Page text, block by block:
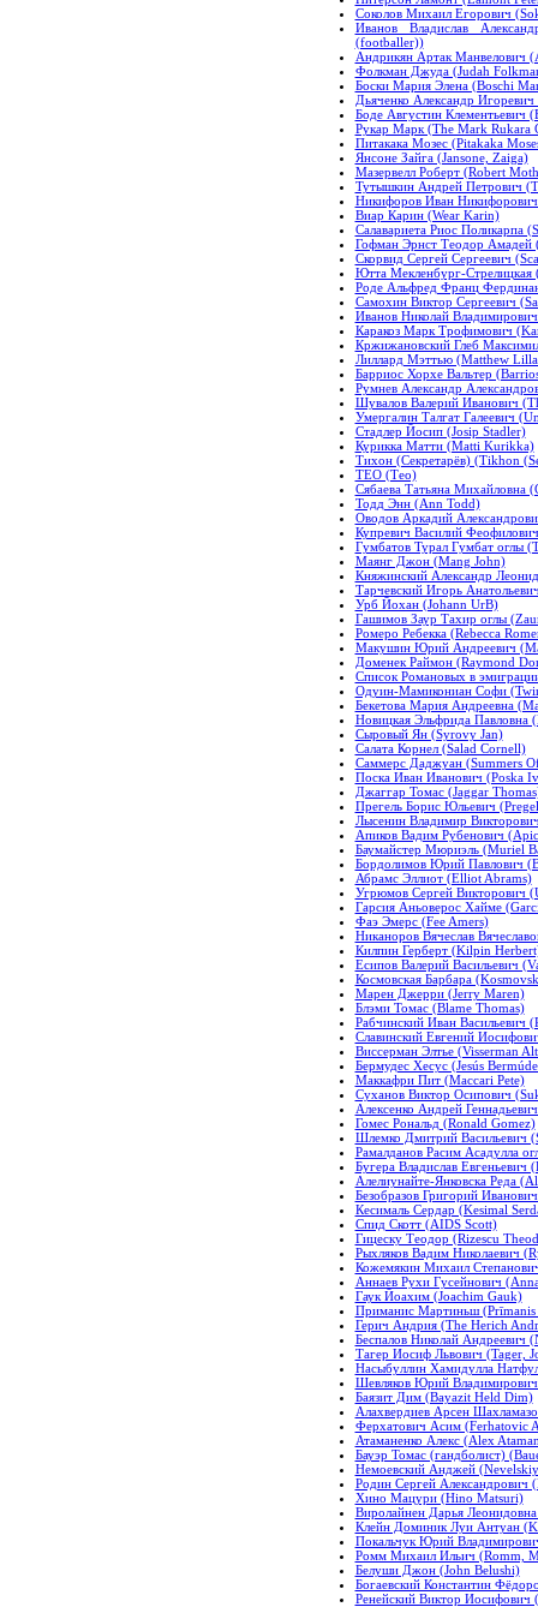
Соколов Михаил Егорович
Иванов Владислав
(footballer))
Андрикян Артак Манвелович
Фолкман Джуда (Judah
Боски Мария Элена (Boschi
Дьяченко Александр
Боде Августин Клементьевич
Рукар Марк (The Mark Rukara
Питакака Мозес (Pitakaka
Янсоне Зайга (Jansone, Zaiga)
Мазервелл Роберт (Robert
Тутышкин Андрей Петрович
Никифоров Иван
Виар Карин (Wear Karin)
Салавариета Риос Поликарпа
Гофман Эрнст Теодор Амадей
Скорвид Сергей Сергеевич
Ютта Мекленбург-
Роде Альфред Франц
Самохин Виктор Сергеевич
Иванов Николай
Каракоз Марк Трофимович
Кржижановский Глеб
Лиллард Мэттью (Matthew
Барриос Хорхе Вальтер
Румнев Александр
Шувалов Валерий Иванович
Умергалин Талгат Галеевич
Стадлер Йосип (Josip Stadler)
Курикка Матти (Matti Kurikka)
Тихон (Секретарёв) (Tikhon
TEO (Тео)
Сябаева Татьяна Михайловна
Тодд Энн (Ann Todd)
Оводов Аркадий
Купревич Василий
Гумбатов Турал Гумбат оглы
Маянг Джон (Mang John)
Княжинский Александр
Тарчевский Игорь
Урб Йохан (Johann UrB)
Гашимов Заур Тахир оглы
Ромеро Ребекка (Rebecca
Макушин Юрий Андреевич
Доменек Раймон (Raymond
Список Романовых в
Одуин-Мамикониан Софи
Бекетова Мария Андреевна
Новицкая Эльфрида Павловна
Сыровый Ян (Syrovy Jan)
Салата Корнел (Salad Cornell)
Саммерс Даджуан (Summers
Поска Иван Иванович (Poska
Джаггар Томас (Jaggar
Прегель Борис Юльевич
Лысенин Владимир
Апиков Вадим Рубенович
Баумайстер Мюриэль (Muriel
Бордолимов Юрий Павлович
Абрамс Эллиот (Elliot Abrams)
Угрюмов Сергей Викторович
Гарсия Аньоверос Хайме
Фаэ Эмерс (Fee Amers)
Никаноров Вячеслав
Килпин Герберт (Kilpin
Есипов Валерий Васильевич
Космовская Барбара
Марен Джерри (Jerry Maren)
Блэми Томас (Blame Thomas)
Рабчинский Иван Васильевич
Славинский Евгений
Виссерман Элтье (Visserman
Бермудес Хесус (Jesús
Маккафри Пит (Maccari Pete)
Суханов Виктор Осипович
Алексенко Андрей
Гомес Рональд (Ronald Gomez)
Шлемко Дмитрий Васильевич
Рамалданов Расим Асадулла
Бугера Владислав
Алелиунайте-Янковска Реда
Безобразов Григорий
Кесималь Сердар (Kesimal
Спид Скотт (AIDS Scott)
Гицеску Теодор (Rizescu
Рыхляков Вадим Николаевич
Кожемякин Михаил
Аннаев Рухи Гусейнович
Гаук Йоахим (Joachim Gauk)
Приманис Мартиньш (Prīmanis
Герич Андрия (The Herich
Беспалов Николай Андреевич
Тагер Иосиф Львович (Tager,
Насыбуллин Хамидулла
Шевляков Юрий
Баязит Дим (Bayazit Held Dim)
Алахвердиев Арсен
Ферхатович Асим (Ferhatovic
Атаманенко Алекс (Alex
Бауэр Томас (гандболист)
Немоевский Анджей
Родин Сергей Александрович
Хино Мацури (Hino Matsuri)
Виролайнен Дарья
Клейн Доминик Луи Антуан
Покальчук Юрий
Ромм Михаил Ильич (Romm,
Белуши Джон (John Belushi)
Богаевский Константин
Ренейский Виктор Иосифович